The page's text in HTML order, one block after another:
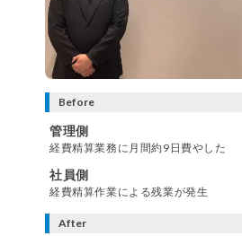
Before
管理側
経費精算業務に月間約9日費やした
社員側
経費精算作業による残業が発生
After